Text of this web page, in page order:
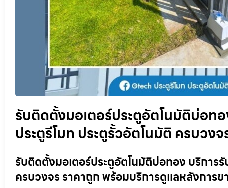
รับติดตั้งมอเตอร์ประตูอัตโนมัติบ่อท
ประตูรีโมท ประตูรั้วอัตโนมัติ ครบวง
รับติดตั้งมอเตอร์ประตูอัตโนมัติบ่อทอง บริการ
ครบวงจร ราคาถูก พร้อมบริการดูแลหลังการข